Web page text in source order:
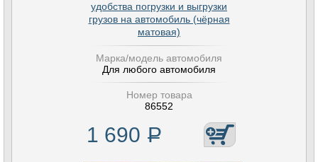
удобства погрузки и выгрузки
грузов на автомобиль (чёрная
матовая)
Марка/модель автомобиля
Для любого автомобиля
Номер товара
86552
1 690 Р